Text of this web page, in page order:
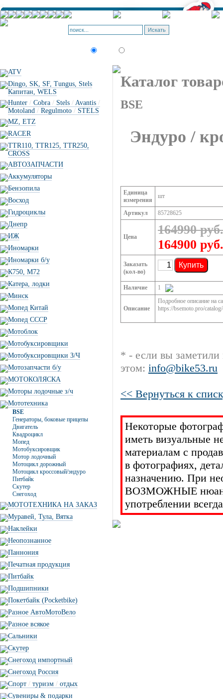
ATV
Dingo, SK, SF, Tungus, Stels
Капитан, WELS
Hunter / Cobra / Stels / Avantis /
Motoland / Regulmoto / STELS
MZ, ETZ
RACER
TTR110, TTR125, TTR250,
CROSS
АВТОЗАПЧАСТИ
Аккумуляторы
Бензопила
Восход
Гидроциклы
Днепр
ИЖ
Иномарки
Иномарки б/у
К750, М72
Катера, лодки
Минск
Мопед Китай
Мопед СССР
Мотоблок
Мотобуксировщики
Мотобуксировщики З/Ч
Мотозапчасти б/у
МОТОКОЛЯСКА
Моторы лодочные з/ч
Мототехника
BSE
Генераторы, боковые прицепы
Двигатель
Квадроцикл
Мопед
Мотобуксировщик
Мотор лодочный
Мотоцикл дорожный
Мотоцикл кроссовый/эндуро
Питбайк
Скутер
Снегоход
МОТОТЕХНИКА НА ЗАКАЗ
Муравей, Тула, Вятка
Наклейки
Неопознанное
Паннония
Печатная продукция
Питбайк
Подшипники
Покетбайк (Pocketbike)
Разное АвтоМотоВело
Разное всякое
Сальники
Скутер
Снегоход импортный
Снегоход Россия
Спорт / туризм / отдых
Сувениры & подарки
Каталог
BSE
Эндуро /
Единица
измерения
шт
Артикул 85728625
Цена
164990 руб.
164900 руб.
Заказать
(кол-во)
Купить
Наличие 1
Описание
Подробное описание на
https://bsemoto.pro/
* - если вы
этом: info@bike53.ru
<< Вернуться к
Некоторые
иметь визуальные
материалам с
в фотографиях,
назначению. При
ВОЗМОЖНЫЕ
употреблении